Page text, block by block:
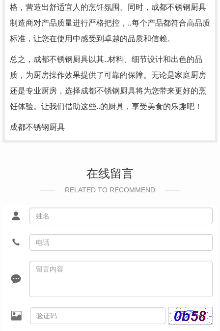
格，营造出舒适宜人的烹饪氛围。同时，成都不锈钢厨具
制造商对产品质量进行严格把控，..每个产品都符合高品质
标准，让您在使用中感受到卓越的品质和信赖。
总之，成都不锈钢厨具以其..材料、细节设计和出色的品
质，为厨房操作效果提供了可靠的保障。无论是家庭厨房
还是专业厨房，选择成都不锈钢厨具将为您带来更好的烹
饪体验。让我们借助这些..的厨具，享受美食的乐趣吧！
成都不锈钢厨具
在线留言
RELATED TO RECOMMEND